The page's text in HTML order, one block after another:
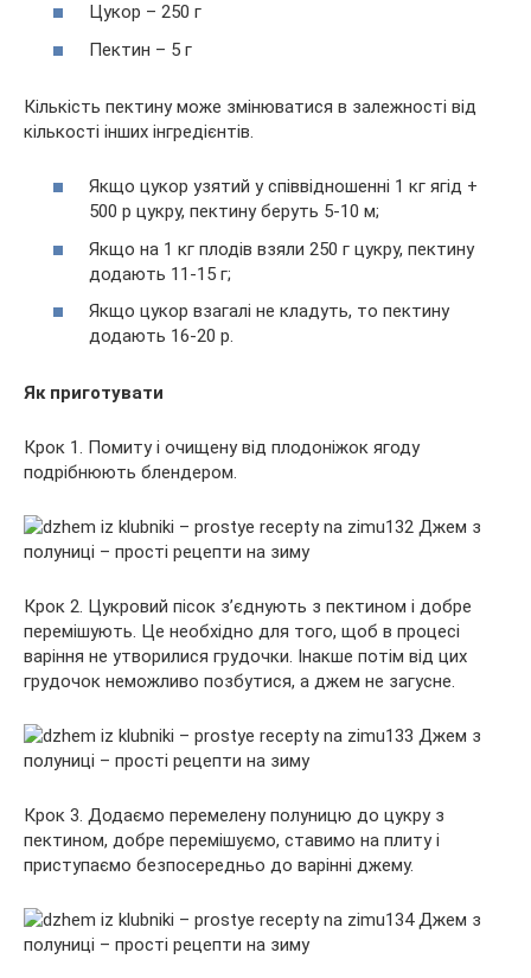
Цукор – 250 г
Пектин – 5 г
Кількість пектину може змінюватися в залежності від
кількості інших інгредієнтів.
Якщо цукор узятий у співвідношенні 1 кг ягід +
500 р цукру, пектину беруть 5-10 м;
Якщо на 1 кг плодів взяли 250 г цукру, пектину
додають 11-15 г;
Якщо цукор взагалі не кладуть, то пектину
додають 16-20 р.
Як приготувати
Крок 1. Помиту і очищену від плодоніжок ягоду
подрібнюють блендером.
Крок 2. Цукровий пісок з’єднують з пектином і добре
перемішують. Це необхідно для того, щоб в процесі
варіння не утворилися грудочки. Інакше потім від цих
грудочок неможливо позбутися, а джем не загусне.
Крок 3. Додаємо перемелену полуницю до цукру з
пектином, добре перемішуємо, ставимо на плиту і
приступаємо безпосередньо до варінні джему.